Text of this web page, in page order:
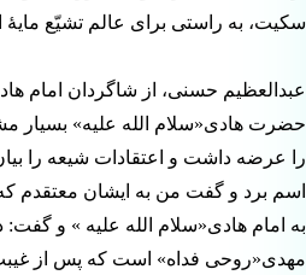
سکیت، به راستی برای عالم تشیّع مایۀ
عبدالعظیم حسنی، از شاگردان امام
حضرت هادی«سلام الله علیه» بسیار
را عرضه داشت و اعتقادات شیعه را
اسم برد و گفت من به ایشان معتقدم که
به امام هادی«سلام الله علیه » و
مهدی«روحی فداه» است که پس از